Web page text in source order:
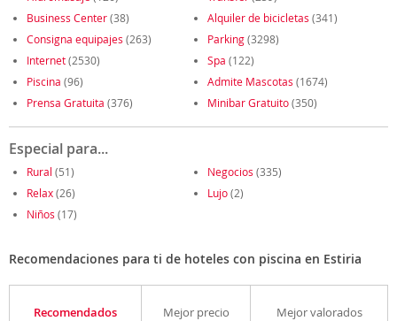
Business Center(38) Alquiler de bicicletas (341)
Consigna equipajes (263) Parking(3298)
Internet(2530) Spa (122)
Piscina (96) Admite Mascotas (1674)
Prensa Gratuita (376) Minibar Gratuito(350)
Especial para...
Rural (51) Negocios (335)
Relax(26) Lujo(2)
Niños (17)
Recomendaciones para ti de hoteles con piscina en Estiria
Recomendados Mejor precio Mejor valorados